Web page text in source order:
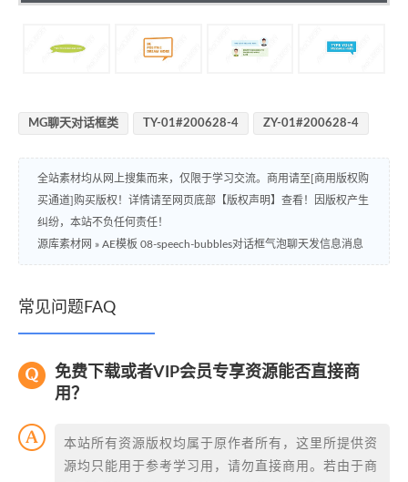
MG聊天对话框类 TY-01#200628-4 ZY-01#200628-4
全站素材均从网上搜集而来，仅限于学习交流。商用请至[商用版权购
买通道]购买版权！详情请至网页底部【版权声明】查看！因版权产生
纠纷，本站不负任何责任！
源库素材网 » AE模板 08-speech-bubbles对话框气泡聊天发信息消息
常见问题FAQ
免费下载或者VIP会员专享资源能否直接商
用？
本站所有资源版权均属于原作者所有，这里所提供资
源均只能用于参考学习用，请勿直接商用。若由于商